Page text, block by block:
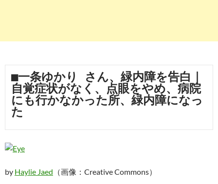
■一条ゆかり さん、緑内障を告白｜
自覚症状がなく、点眼をやめ、病院
にも行かなかった所、緑内障になっ
た
by Haylie Jaed （画像：Creative Commons）